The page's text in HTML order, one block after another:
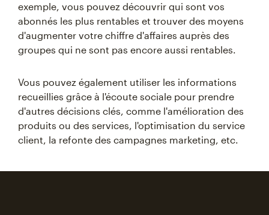
exemple, vous pouvez découvrir qui sont vos
abonnés les plus rentables et trouver des moyens
d'augmenter votre chiffre d'affaires auprès des
groupes qui ne sont pas encore aussi rentables.
Vous pouvez également utiliser les informations
recueillies grâce à l'écoute sociale pour prendre
d'autres décisions clés, comme l'amélioration des
produits ou des services, l'optimisation du service
client, la refonte des campagnes marketing, etc.